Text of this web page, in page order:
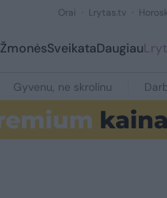
Orai Lrytas.tv
ŽmonėsSveikataDaugiau
Gyvenu, ne skrolinu